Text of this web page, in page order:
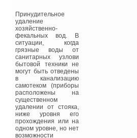
Принудительное
удаление
хозяйственно-
фекальных вод. В
ситуации, когда
грязные воды от
санитарных узлови
бытовой техники не
могут быть отведены
в канализацию
самотеком (приборы
расположены на
существенном
удалении от стояка,
ниже уровня его
прохождения или на
одном уровне, но нет
возможности
производителей пива,
можно отметить, что
такая известная
пивоваренная
компания, как «Эфес»,
на заводе в Москве
тоже использует на
своих линиях насосное
оборудование
Grundfos. Для
перекачивания сусла,
пива, дрожжей и CIP-
мойки на этом
предприятии
применяются насосы
Hilge типа EuroHygia,
Maxana и SIPLA.
Насосы Hilge широко
достигается больший комфорт по
до 25 %. Система NoFreez
замерзания. В случае снижения
(котла) ниже 8 °C автоматически
циркуляционный насос. Нагрев
температура теплоносителя не
Autorestart, которой оснащены котлы
корректную работу котла в
возобновления электропитания. Так,
электроэнергии котел сразу же
возобновлении подачи электропитания
включается, плата управления
подключенные датчики и элементы
необходимости произойдет
насосов и горелки, а котел выйдет на
режим.
Модели Mpi имеют в стандартном